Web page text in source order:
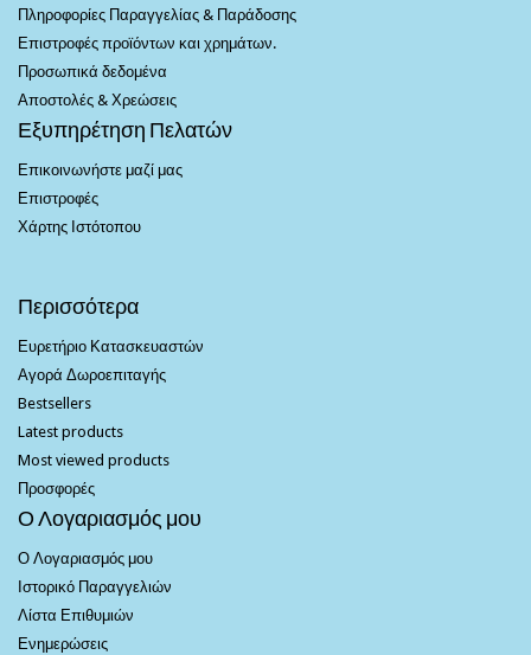
Πληροφορίες Παραγγελίας & Παράδοσης
Επιστροφές προϊόντων και χρημάτων.
Προσωπικά δεδομένα
Αποστολές & Χρεώσεις
Εξυπηρέτηση Πελατών
Επικοινωνήστε μαζί μας
Επιστροφές
Χάρτης Ιστότοπου
Περισσότερα
Ευρετήριο Κατασκευαστών
Αγορά Δωροεπιταγής
Bestsellers
Latest products
Most viewed products
Προσφορές
Ο Λογαριασμός μου
Ο Λογαριασμός μου
Ιστορικό Παραγγελιών
Λίστα Επιθυμιών
Ενημερώσεις